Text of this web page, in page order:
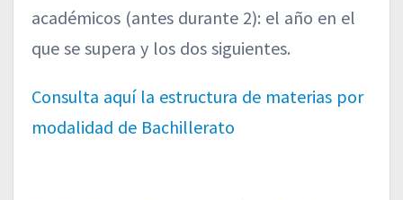
académicos (antes durante 2): el año en el
que se supera y los dos siguientes.
Consulta aquí la estructura de materias por
modalidad de Bachillerato